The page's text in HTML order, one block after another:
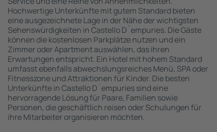
Hochwertige Unterkünfte mit gutem Standard bieten
eine ausgezeichnete Lage in der Nähe der wichtigsten
Sehenswürdigkeiten in Castello D´empuries. Die Gäste
können die kostenlosen Parkplätze nutzen und ein
Zimmer oder Apartment auswählen, das ihren
Erwartungen entspricht. Ein Hotel mit hohem Standard
umfasst ebenfalls abwechslungsreiches Menü, SPA oder
Fitnesszone und Attraktionen für Kinder. Die besten
Unterkünfte in Castello D´empuries sind eine
hervorragende Lösung für Paare, Familien sowie
Personen, die geschäftlich reisen oder Schulungen für
ihre Mitarbeiter organisieren möchten.